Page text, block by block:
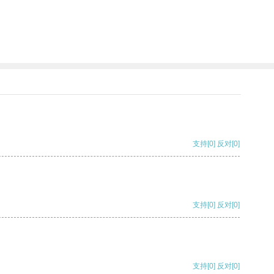
支持[0] 反对[0]
支持[0] 反对[0]
支持[0] 反对[0]